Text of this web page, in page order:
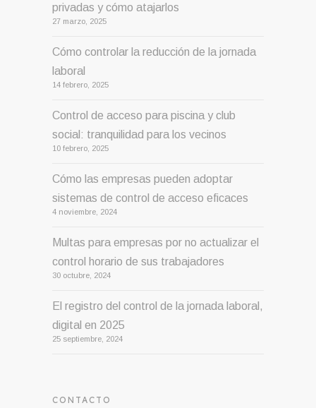
privadas y cómo atajarlos
27 marzo, 2025
Cómo controlar la reducción de la jornada
laboral
14 febrero, 2025
Control de acceso para piscina y club
social: tranquilidad para los vecinos
10 febrero, 2025
Cómo las empresas pueden adoptar
sistemas de control de acceso eficaces
4 noviembre, 2024
Multas para empresas por no actualizar el
control horario de sus trabajadores
30 octubre, 2024
El registro del control de la jornada laboral,
digital en 2025
25 septiembre, 2024
CONTACTO